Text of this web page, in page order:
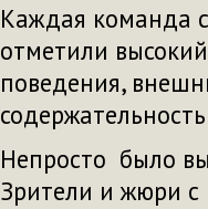
Каждая команда
отметили
поведения,
Непросто было
Зрители и жюри